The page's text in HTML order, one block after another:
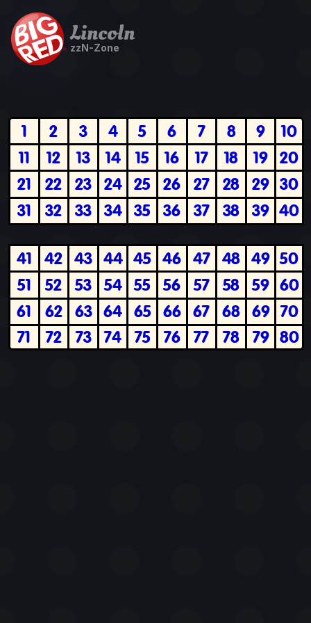
Lincoln
zzN-Zone
1 2 3 4 5 6 7 8 9
10
11
12 13 14 15 16 17 18 19 20
21
22 23 24 25 26 27 28 29 30
31
32 33 34 35 36 37 38 39 40
41 42 43 44 45 46 47 48 49 50
51
52 53 54 55 56 57 58 59 60
61
62 63 64 65 66 67 68 69 70
71
72 73 74 75 76 77 78 79 80